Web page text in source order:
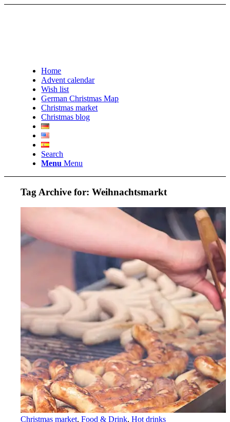
Home
Advent calendar
Wish list
German Christmas Map
Christmas market
Christmas blog
Search
Menu Menu
Tag Archive for:Weihnachtsmarkt
Christmas market,Food & Drink,Hot drinks